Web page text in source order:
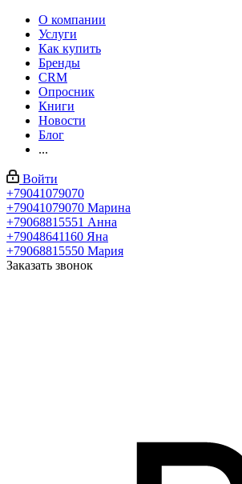
О компании
Услуги
Как купить
Бренды
CRM
Опросник
Книги
Новости
Блог
...
Войти
+79041079070
+79041079070 Марина
+79068815551 Анна
+79048641160 Яна
+79068815550 Мария
Заказать звонок